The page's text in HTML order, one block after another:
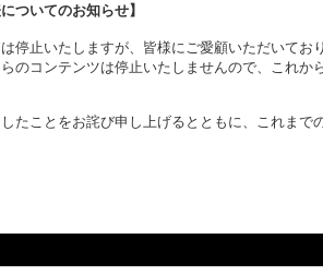
ついてのお知らせ】
停止いたしますが、皆様にご愛顧いただいてお
のコンテンツは停止いたしませんので、これか
たことをお詫び申し上げるとともに、これま